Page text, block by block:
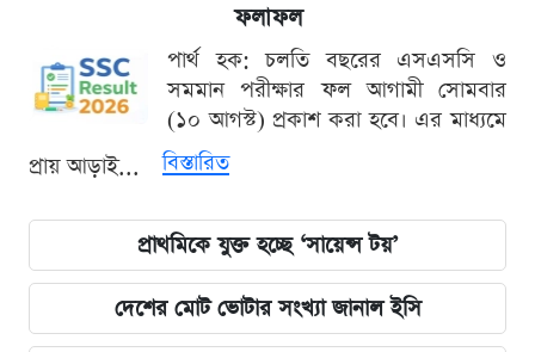
ফলাফল
পার্থ হক: চলতি বছরের এসএসসি ও
সমমান পরীক্ষার ফল আগামী সোমবার
(১০ আগস্ট) প্রকাশ করা হবে। এর মাধ্যমে
প্রায় আড়াই...
বিস্তারিত
প্রাথমিকে যুক্ত হচ্ছে ‘সায়েন্স টয়’
দেশের মোট ভোটার সংখ্যা জানাল ইসি